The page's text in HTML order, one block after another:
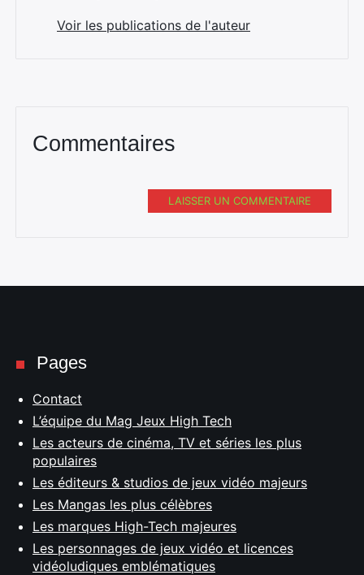
Voir les publications de l'auteur
Commentaires
LAISSER UN COMMENTAIRE
Pages
Contact
L’équipe du Mag Jeux High Tech
Les acteurs de cinéma, TV et séries les plus
populaires
Les éditeurs & studios de jeux vidéo majeurs
Les Mangas les plus célèbres
Les marques High-Tech majeures
Les personnages de jeux vidéo et licences
vidéoludiques emblématiques